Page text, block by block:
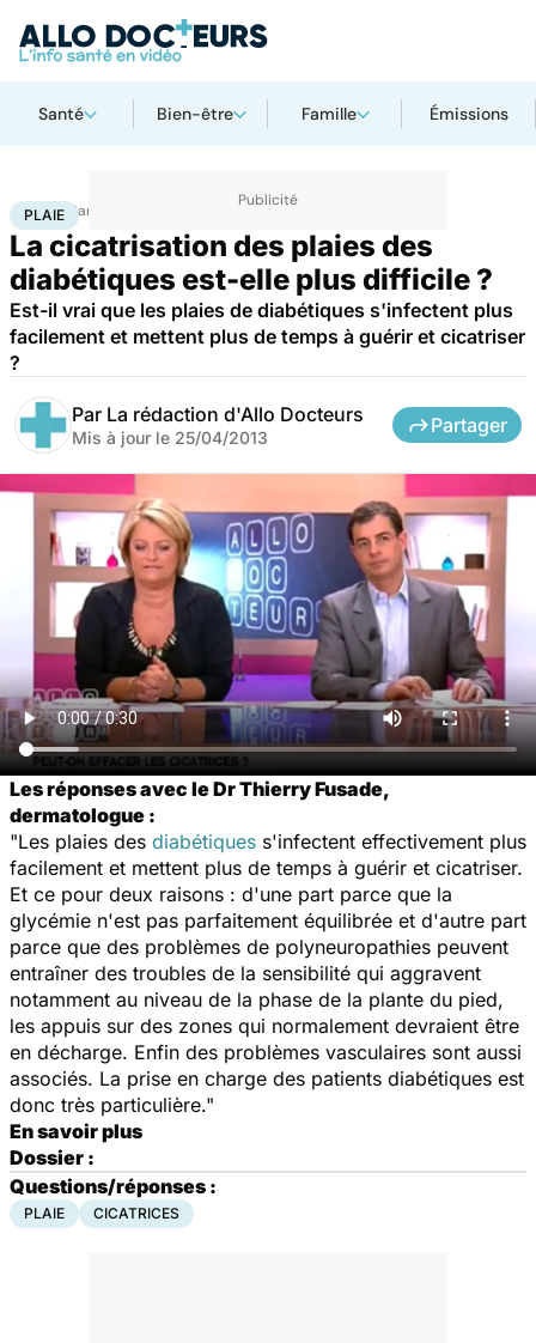
Santé Bien-être Famille Émissions
Accueil Santé
PLAIE
La cicatrisation des plaies des
diabétiques est-elle plus difficile ?
Est-il vrai que les plaies de diabétiques s'infectent plus
facilement et mettent plus de temps à guérir et cicatriser
?
Par La rédaction d'Allo Docteurs
Mis à jour le 25/04/2013
Partager
Les réponses avec le Dr Thierry Fusade,
dermatologue :
"Les plaies des diabétiques s'infectent effectivement plus
facilement et mettent plus de temps à guérir et cicatriser.
Et ce pour deux raisons : d'une part parce que la
glycémie n'est pas parfaitement équilibrée et d'autre part
parce que des problèmes de polyneuropathies peuvent
entraîner des troubles de la sensibilité qui aggravent
notamment au niveau de la phase de la plante du pied,
les appuis sur des zones qui normalement devraient être
en décharge. Enfin des problèmes vasculaires sont aussi
associés. La prise en charge des patients diabétiques est
donc très particulière."
En savoir plus
Dossier :
Questions/réponses :
PLAIE CICATRICES